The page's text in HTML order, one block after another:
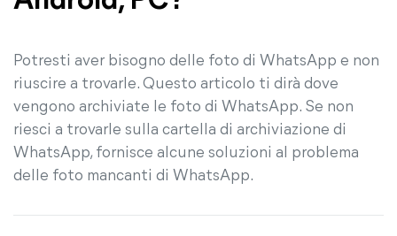
Potresti aver bisogno delle foto di WhatsApp e non
riuscire a trovarle. Questo articolo ti dirà dove
vengono archiviate le foto di WhatsApp. Se non
riesci a trovarle sulla cartella di archiviazione di
WhatsApp, fornisce alcune soluzioni al problema
delle foto mancanti di WhatsApp.